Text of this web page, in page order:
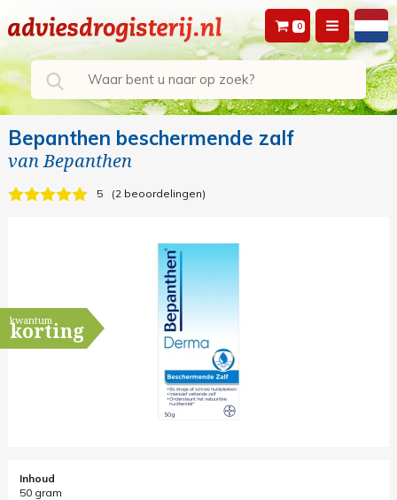
0
Bepanthen beschermende zalf
vanBepanthen
5 2 beoordelingen
kwantum
korting
Inhoud
50 gram